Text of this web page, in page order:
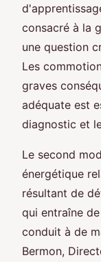
consacré à la
une question
Les
graves
adéquate est
diagnostic et
Le second
énergétique
résultant de
qui entraîne
conduit à de
Bermon,